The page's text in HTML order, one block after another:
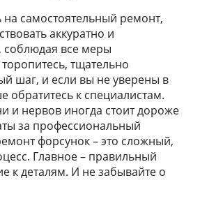
самостоятельный ремонт,
аккуратно и
соблюдая все меры
тщательно
шаг, и если вы не уверены в
обратитесь к специалистам.
и нервов иногда стоит дороже
за профессиональный
форсунок – это сложный,
Главное – правильный
к деталям. И не забывайте о